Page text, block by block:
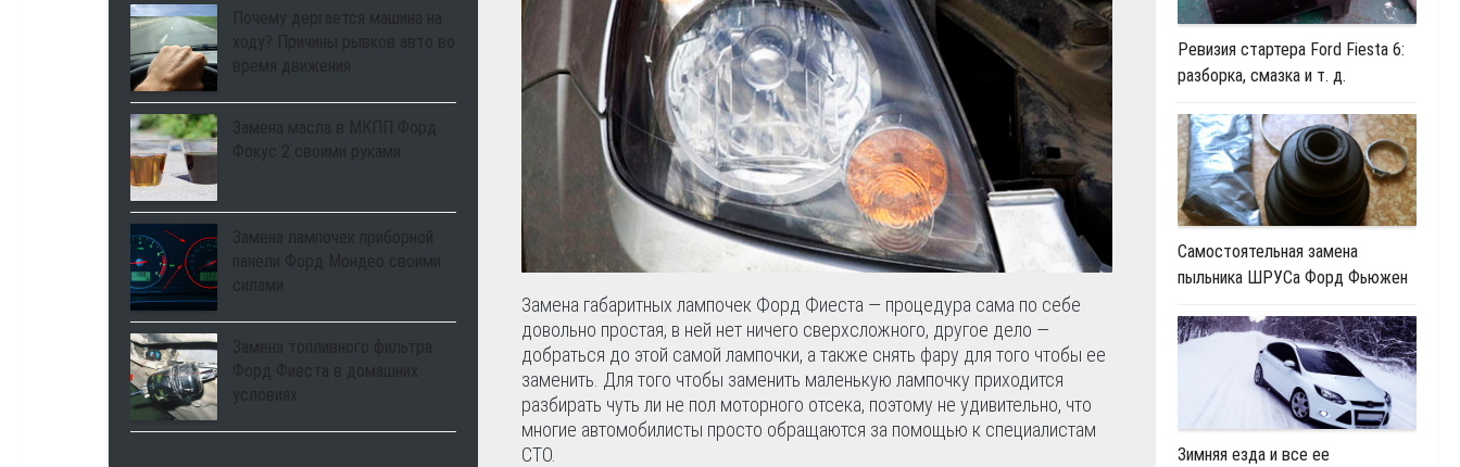
Замена габаритных лампочек Форд Фиеста — процедура сама по себе
довольно простая, в ней нет ничего сверхсложного, другое дело —
добраться до этой самой лампочки, а также снять фару для того чтобы ее
заменить. Для того чтобы заменить маленькую лампочку приходится
разбирать чуть ли не пол моторного отсека, поэтому не удивительно, что
многие автомобилисты просто обращаются за помощью к специалистам
СТО.
Почему дергается машина на
ходу? Причины рывков авто во
время движения
Замена масла в МКПП Форд
Фокус 2 своими руками
Замена лампочек приборной
панели Форд Мондео своими
силами
Замена топливного фильтра
Форд Фиеста в домашних
условиях
Ревизия стартера Ford Fiesta 6:
разборка, смазка и т. д.
Самостоятельная замена
пыльника ШРУСа Форд Фьюжен
Зимняя езда и все ее